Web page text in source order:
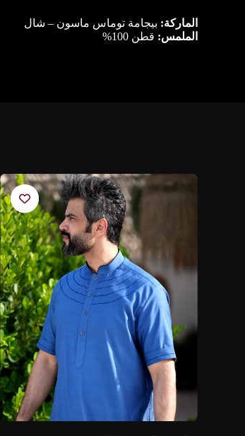
الماركة: بيجامة توماس ماسون – شال
الملمس: قطن 100%